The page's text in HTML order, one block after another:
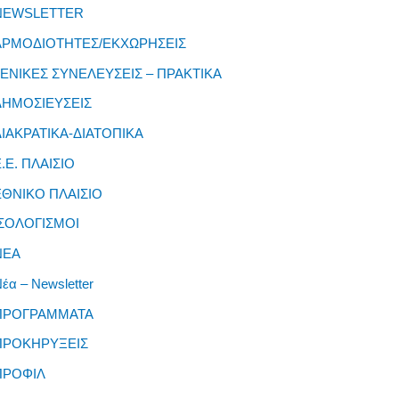
ΕΚΧΩΡΗΣΕΙΣ
ΣΥΝΕΛΕΥΣΕΙΣ – ΠΡΑΚΤΙΚΑ
ΔΙΑΤΟΠΙΚΑ
ΠΛΑΙΣΙΟ
ΠΛΑΙΣΙΟ
– Newsletter
μνημεία μας είναι σημεία αναφοράς της ταυτότητάς
μας"
εταιρείας μας